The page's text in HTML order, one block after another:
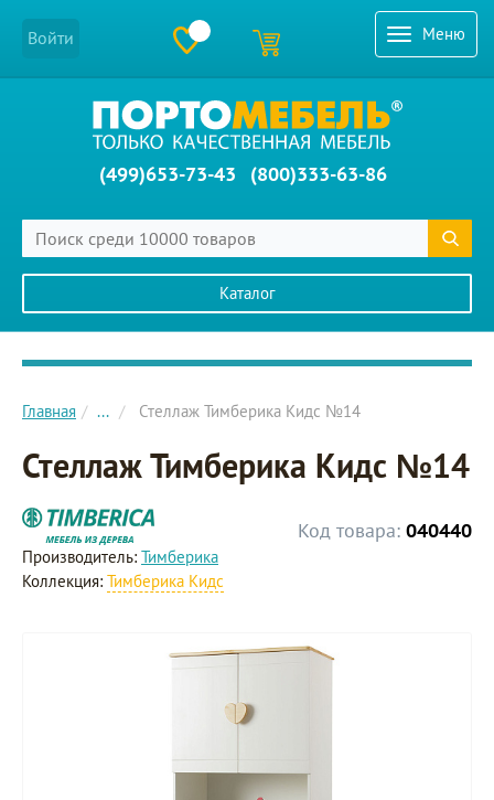
Меню
Войти
(499)653-73-43 (800)333-63-86
Каталог
Главное меню сайта
Главная ... Стеллаж Тимберика Кидс №14
Стеллаж Тимберика Кидс №14
Код товара: 040440
Производитель: Тимберика
Коллекция: Тимберика Кидс